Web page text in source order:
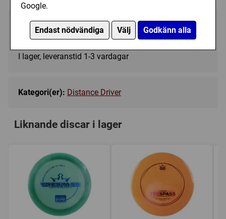
Google.
Endast nödvändiga Välj Godkänn alla
189 kr Köp
I lager, leveranstid 1-3 vardagar
Kategori(er): Distance Driver
Liknande discar i lager